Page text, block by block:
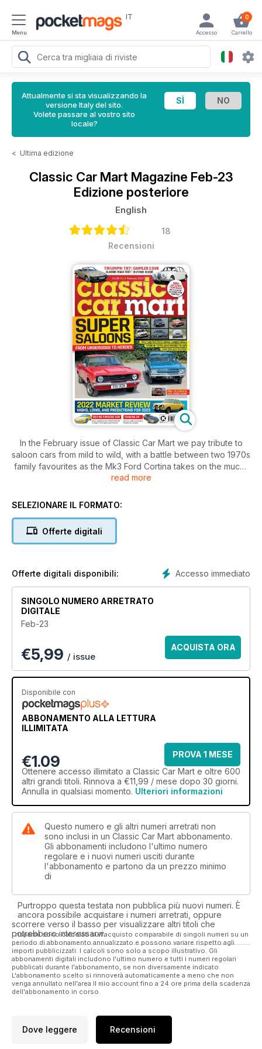
Menu
IT 0
Carrello
Accesso
Attualmente si sta visualizzando la
versione Italy del sito.
Volete passare al vostro sito
locale?
< Ultima edizione
Classic Car Mart Magazine Feb-23
Edizione posteriore
English
18
Recensioni
In the February issue of Classic Car Mart we pay tribute to
saloon cars from mild to wild, with a battle between two 1970s
family favourites as the Mk3 Ford Cortina takes on the much-
maligned Morris Marina, plus a round-up of iconic sporting
Triumph TR7 to see if its passes muster as a true TR, as well
bring you everything you need to know about the classic Mini
Clubman, share buying advice on the Daimler 2.5V8 and the
read more
SELEZIONARE IL FORMATO:
Offerte digitali
Accesso immediato
Offerte digitali disponibili:
SINGOLO NUMERO ARRETRATO
DIGITALE
Feb-23
€5,99 / issue
ACQUISTA ORA
Disponibile con
ABBONAMENTO ALLA LETTURA
ILLIMITATA
€1.09
PROVA 1 MESE
Ottenere accesso illimitato a Classic Car Mart e oltre 600
altri grandi titoli. Rinnova a €11,99 / mese dopo 30 giorni.
Annulla in qualsiasi momento. Ulteriori informazioni
Questo numero e gli altri numeri arretrati non
sono inclusi in un Classic Car Mart abbonamento.
Gli abbonamenti includono l'ultimo numero
regolare e i nuovi numeri usciti durante
l'abbonamento e partono da un prezzo minimo
di
Purtroppo questa testata non pubblica più nuovi numeri. È
ancora possibile acquistare i numeri arretrati, oppure
scorrere verso il basso per visualizzare altri titoli che
potrebbero interessarvi.
I risparmi sono calcolati sull'acquisto comparabile di singoli numeri su un
periodo di abbonamento annualizzato e possono variare rispetto agli
importi pubblicizzati. I calcoli sono solo a scopo illustrativo. Gli
abbonamenti digitali includono l'ultimo numero e tutti i numeri regolari
pubblicati durante l'abbonamento, se non diversamente indicato.
L'abbonamento scelto si rinnoverà automaticamente a meno che non
venga annullato nell'area Il mio account fino a 24 ore prima della scadenza
dell'abbonamento in corso.
Dove leggere Recensioni